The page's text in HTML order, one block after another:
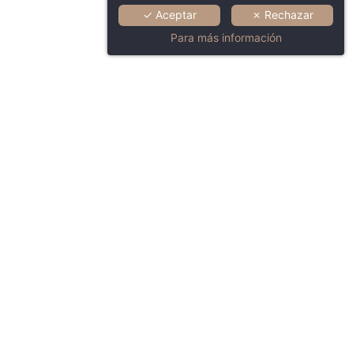
✓ Aceptar
✗ Rechazar
Para más información